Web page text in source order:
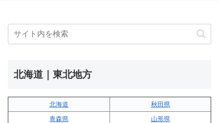
北海道｜東北地方
北海道
秋田県
青森県
山形県